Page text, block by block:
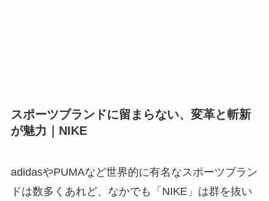
スポーツブランドに留まらない、変革と斬新
が魅力｜NIKE
adidasやPUMAなど世界的に有名なスポーツブラン
ドは数多くあれど、なかでも「NIKE」は群を抜い